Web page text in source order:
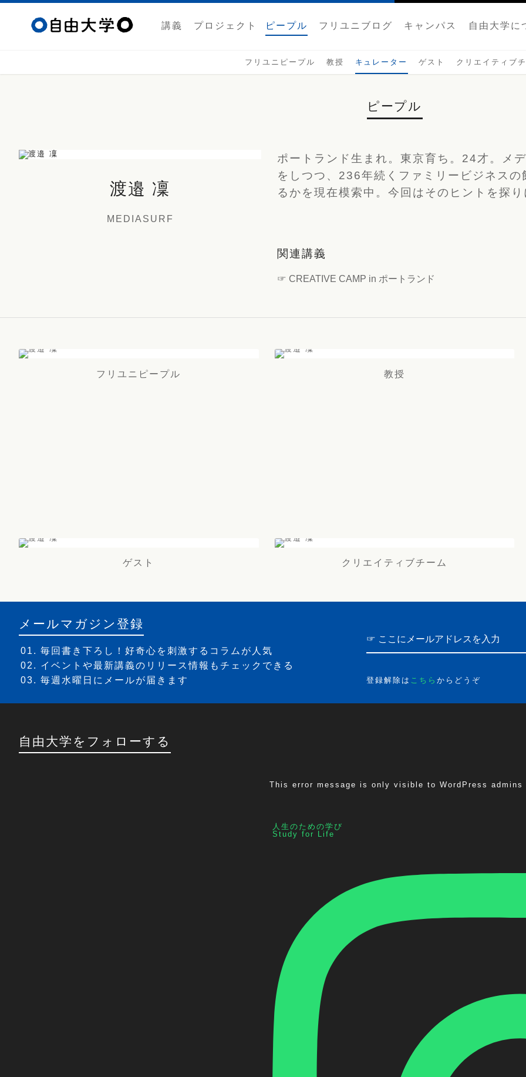
講義 プロジェクト ピープル フリユニブログ キャンパス 自由大学に
フリユニピープル 教授 キュレーター ゲスト クリエイティブ
ピープル
渡邉 凜
MEDIASURF
ポートランド生まれ。東京育ち。24才。メ
をしつつ、236年続くファミリービジネス
るかを現在模索中。今回はそのヒントを探
関連講義
☞ CREATIVE CAMP in ポートランド
フリユニピープル 教授
ゲスト クリエイティブチーム
メールマガジン登録
毎回書き下ろし！好奇心を刺激するコラムが人気
イベントや最新講義のリリース情報もチェックできる
毎週水曜日にメールが届きます
登録解除は こちら からどうぞ
自由大学をフォローする
This error message is only visible to WordPress admins
人生のための学び
Study for Life